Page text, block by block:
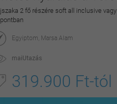
2 fő részére soft all inclusive
Egyiptom, Marsa Alam
maiUtazás
319.900 Ft-tól